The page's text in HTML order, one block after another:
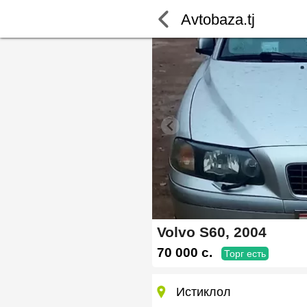
Volvo S60, 2004
70 000 c. Торг есть
Истиклол
Avtobaza.tj